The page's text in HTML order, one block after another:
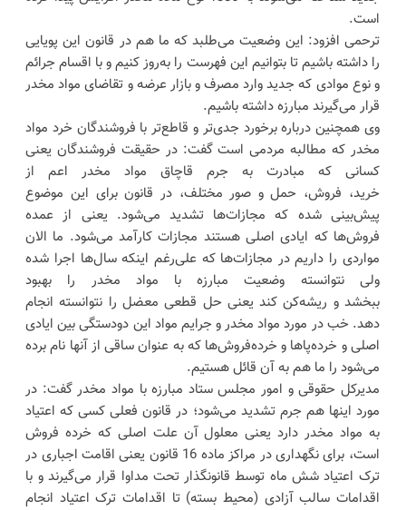
است.
ترحمی افزود: این وضعیت می‌طلبد که ما هم در قانون این پویایی
را داشته باشیم تا بتوانیم این فهرست را به‌روز کنیم و با اقسام جرائم
و نوع موادی که جدید وارد مصرف و بازار عرضه و تقاضای مواد مخدر
قرار می‌گیرند مبارزه داشته باشیم.
وی همچنین درباره برخورد جدی‌تر و قاطع‌تر با فروشندگان خرد مواد
مخدر که مطالبه مردمی است گفت: در حقیقت فروشندگان یعنی
کسانی که مبادرت به جرم قاچاق مواد مخدر اعم از
خرید، فروش، حمل و صور مختلف، در قانون برای این موضوع
پیش‌بینی شده که مجازات‌ها تشدید می‌شود. یعنی از عمده
فروش‌ها که ایادی اصلی هستند مجازات کارآمد می‌شود. ما الان
مواردی را داریم در مجازات‌ها که علی‌رغم اینکه سال‌ها اجرا شده
ولی نتوانسته وضعیت مبارزه با مواد مخدر را بهبود
ببخشد و ریشه‌کن کند یعنی حل قطعی معضل را نتوانسته انجام
دهد. خب در مورد مواد مخدر و جرایم مواد این دودستگی بین ایادی
اصلی و خرده‌پاها و خرده‌فروش‌ها که به عنوان ساقی‌ از آنها نام برده
می‌شود را ما هم به آن قائل هستیم.
مدیرکل حقوقی و امور مجلس ستاد مبارزه با مواد مخدر گفت: در
مورد اینها هم جرم تشدید می‌شود؛ در قانون فعلی کسی که اعتیاد
به مواد مخدر دارد یعنی معلول آن علت اصلی که خرده فروش
است، برای نگهداری در مراکز ماده 16 قانون یعنی اقامت اجباری در
ترک اعتیاد شش ماه توسط قانونگذار تحت مداوا قرار می‌گیرند و با
اقدامات سالب آزادی (محیط بسته) تا اقدامات ترک اعتیاد انجام